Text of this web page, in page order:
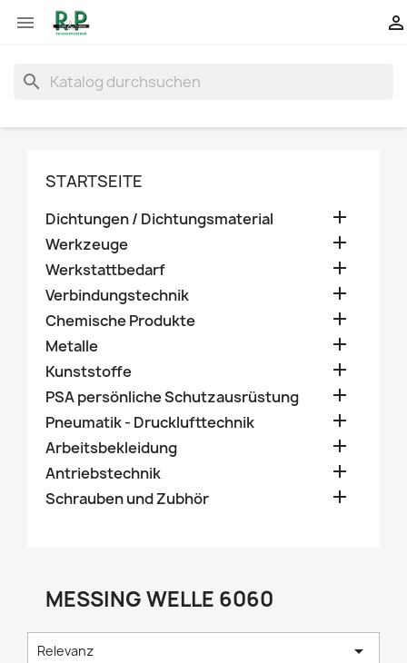
 
search
STARTSEITE
Dichtungen / Dichtungsmaterial 
Werkzeuge 
Werkstattbedarf 
Verbindungstechnik 
Chemische Produkte 
Metalle 
Kunststoffe 
PSA persönliche Schutzausrüstung 
Pneumatik - Drucklufttechnik 
Arbeitsbekleidung 
Antriebstechnik 
Schrauben und Zubhör 
MESSING WELLE 6060
Relevanz 